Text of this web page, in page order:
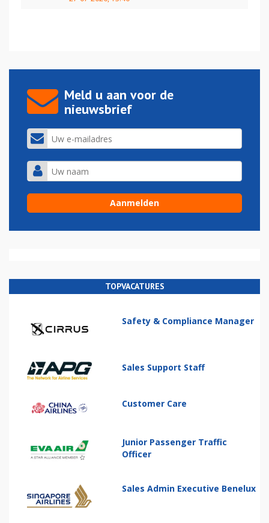
Meld u aan voor de
nieuwsbrief
TOPVACATURES
Safety & Compliance Manager
Sales Support Staff
Customer Care
Junior Passenger Traffic
Officer
Sales Admin Executive Benelux